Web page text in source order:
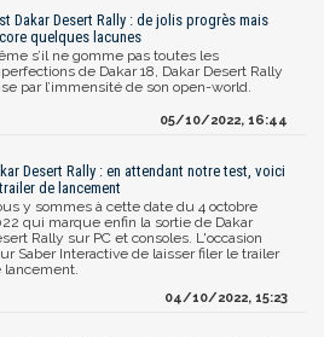
Dakar Desert Rally : de jolis progrès mais
quelques lacunes
s’il ne gomme pas toutes les
de Dakar 18, Dakar Desert Rally
par l’immensité de son open-world.
05/10/2022, 16:44
Desert Rally : en attendant notre test, voici
de lancement
y sommes à cette date du 4 octobre
qui marque enfin la sortie de Dakar
Rally sur PC et consoles. L'occasion
Saber Interactive de laisser filer le trailer
lancement.
04/10/2022, 15:23